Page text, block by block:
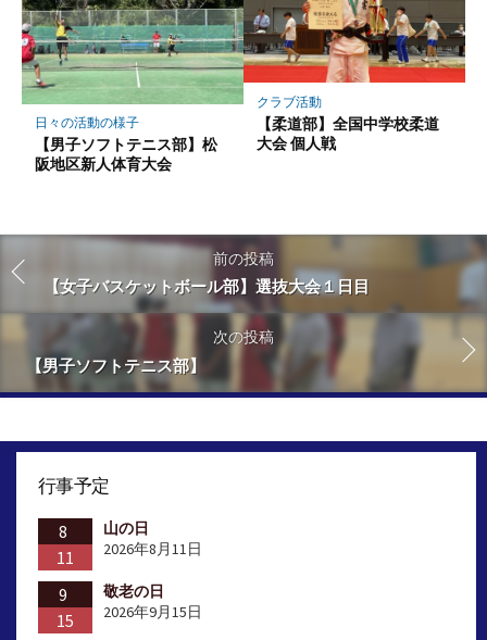
日々の活動の様子
【男子ソフトテニス部】松
阪地区新人体育大会
クラブ活動
【柔道部】全国中学校柔道
大会 個人戦
前の投稿
【女子バスケットボール部】選抜大会１日目
次の投稿
【男子ソフトテニス部】
行事予定
8
11
山の日
2026年8月11日
9
15
敬老の日
2026年9月15日